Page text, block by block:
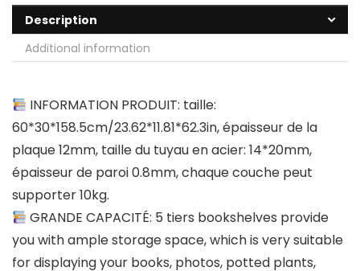
Description
Additional information
INFORMATION PRODUIT: taille:
60*30*158.5cm/23.62*11.81*62.3in, épaisseur de la
plaque 12mm, taille du tuyau en acier: 14*20mm,
épaisseur de paroi 0.8mm, chaque couche peut
supporter 10kg.
GRANDE CAPACITÉ: 5 tiers bookshelves provide
you with ample storage space, which is very suitable
for displaying your books, photos, potted plants,